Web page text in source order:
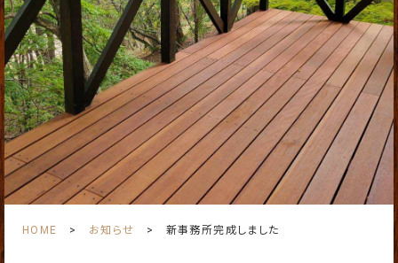
HOME お知らせ 新事務所完成しました